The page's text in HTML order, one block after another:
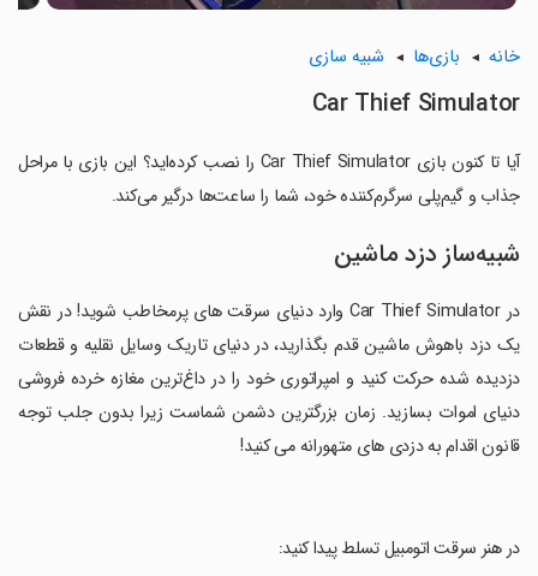
خانه بازی‌ها شبیه سازی
Car Thief Simulator
آیا تا کنون بازی Car Thief Simulator را نصب کرده‌اید؟ این بازی با مراحل
جذاب و گیم‌پلی سرگرم‌کننده خود، شما را ساعت‌ها درگیر می‌کند.
شبیه‌ساز دزد ماشین
در Car Thief Simulator وارد دنیای سرقت های پرمخاطب شوید! در نقش
یک دزد باهوش ماشین قدم بگذارید، در دنیای تاریک وسایل نقلیه و قطعات
دزدیده شده حرکت کنید و امپراتوری خود را در داغ‌ترین مغازه خرده فروشی
دنیای اموات بسازید. زمان بزرگترین دشمن شماست زیرا بدون جلب توجه
قانون اقدام به دزدی های متهورانه می کنید!
‏در هنر سرقت اتومبیل تسلط پیدا کنید: